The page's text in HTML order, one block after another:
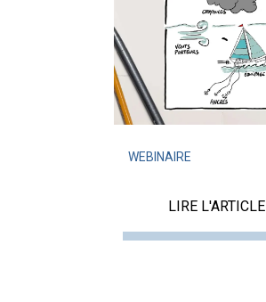
WEBINAIRE
LIRE L'ARTICLE